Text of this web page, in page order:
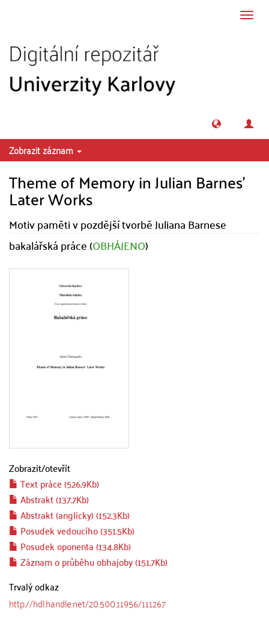
Zobrazit záznam
Theme of Memory in Julian Barnes'
Later Works
Motiv paměti v pozdější tvorbě Juliana Barnese
bakalářská práce (OBHÁJENO)
Zobrazit/otevřít
Text práce (526.9Kb)
Abstrakt (137.7Kb)
Abstrakt (anglicky) (152.3Kb)
Posudek vedoucího (351.5Kb)
Posudek oponenta (134.8Kb)
Záznam o průběhu obhajoby (151.7Kb)
Trvalý odkaz
http://hdl.handle.net/20.500.11956/111267